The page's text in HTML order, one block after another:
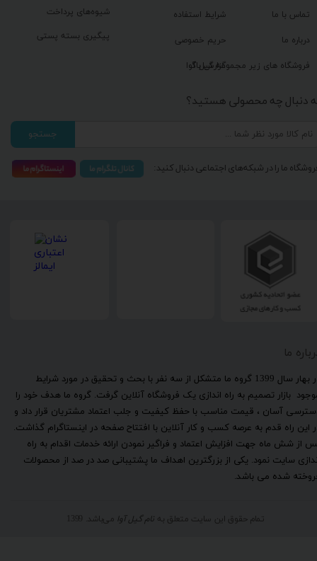
ما
​در بهار سال 1399 گروه ما متشکل از سه نفر با بحث و تحقیق در مورد شرایط
بازار تصمیم به راه اندازی یک فروشگاه آنلاین گرفت. گروه ما هدف خود را
آسان ، قیمت مناسب با حفظ کیفیت و جلب اعتماد مشتریان قرار داد و
این راه قدم به عرصه کسب و کار آنلاین با افتتاح صفحه در اینستاگرام گذاشت.
از شش ماه جهت افزایش اعتماد و فراگیر نمودن ارائه خدمات اقدام به راه
سایت نمود. یکی از بزرگترین اهداف ما پشتیبانی صد در صد از محصولات
شده می باشد.
تمام حقوق این سایت متعلق به نام گیل آوا می‌باشد. 1399
شیوه‌های پرداخت
پیگیری بسته پستی
شرایط استفاده
حریم خصوصی
گزارش باگ
تماس با ما
درباره ما
فروشگاه های زیر مجموعه گیل آوا
دنبال چه محصولی هستید؟
جستجو
ما را در شبکه‌های اجتماعی دنبال کنید: